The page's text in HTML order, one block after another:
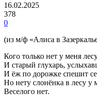
16.02.2025
378
0
(из м/ф «Алиса в
Кого только нет у меня
И старый глухарь,
И ёж по дорожке спешит
Но нету слонёнка в лесу у
Веселого нет.